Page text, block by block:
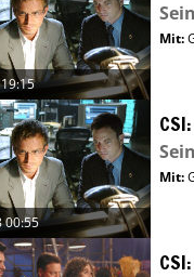
Mit:
00:55
Mit: